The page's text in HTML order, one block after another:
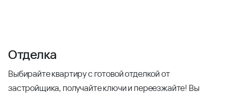
Отделка
Выбирайте квартиру с готовой отделкой от
застройщика, получайте ключи и переезжайте! Вы